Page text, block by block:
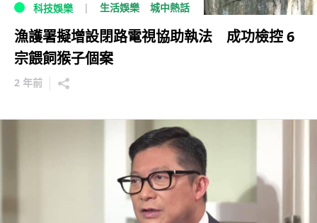
科技娛樂 生活娛樂 城中熱話
漁護署擬增設閉路電視協助執法 成功檢控 6
宗餵飼猴子個案
2 年前